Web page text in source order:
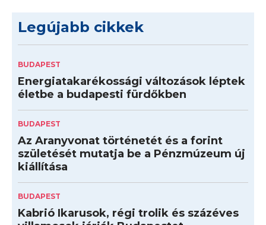
Legújabb cikkek
BUDAPEST
Energiatakarékossági változások léptek
életbe a budapesti fürdőkben
BUDAPEST
Az Aranyvonat történetét és a forint
születését mutatja be a Pénzmúzeum új
kiállítása
BUDAPEST
Kabrió Ikarusok, régi trolik és százéves